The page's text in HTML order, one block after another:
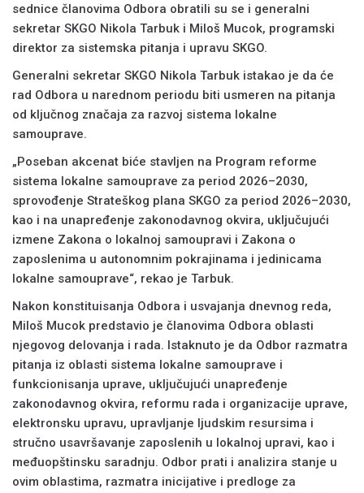
sednice članovima Odbora obratili su se i generalni
sekretar SKGO Nikola Tarbuk i Miloš Mucok, programski
direktor za sistemska pitanja i upravu SKGO.
Generalni sekretar SKGO Nikola Tarbuk istakao je da će
rad Odbora u narednom periodu biti usmeren na pitanja
od ključnog značaja za razvoj sistema lokalne
samouprave.
„Poseban akcenat biće stavljen na Program reforme
sistema lokalne samouprave za period 2026–2030,
sprovođenje Strateškog plana SKGO za period 2026–2030,
kao i na unapređenje zakonodavnog okvira, uključujući
izmene Zakona o lokalnoj samoupravi i Zakona o
zaposlenima u autonomnim pokrajinama i jedinicama
lokalne samouprave“, rekao je Tarbuk.
Nakon konstituisanja Odbora i usvajanja dnevnog reda,
Miloš Mucok predstavio je članovima Odbora oblasti
njegovog delovanja i rada. Istaknuto je da Odbor razmatra
pitanja iz oblasti sistema lokalne samouprave i
funkcionisanja uprave, uključujući unapređenje
zakonodavnog okvira, reformu rada i organizacije uprave,
elektronsku upravu, upravljanje ljudskim resursima i
stručno usavršavanje zaposlenih u lokalnoj upravi, kao i
međuopštinsku saradnju. Odbor prati i analizira stanje u
ovim oblastima, razmatra inicijative i predloge za